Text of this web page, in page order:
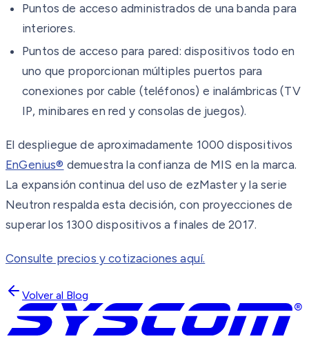
Puntos de acceso administrados de una banda para
interiores.
Puntos de acceso para pared: dispositivos todo en
uno que proporcionan múltiples puertos para
conexiones por cable (teléfonos) e inalámbricas (TV
IP, minibares en red y consolas de juegos).
El despliegue de aproximadamente 1000 dispositivos
EnGenius® demuestra la confianza de MIS en la marca.
La expansión continua del uso de ezMaster y la serie
Neutron respalda esta decisión, con proyecciones de
superar los 1300 dispositivos a finales de 2017.
Consulte precios y cotizaciones aquí.
Volver al Blog